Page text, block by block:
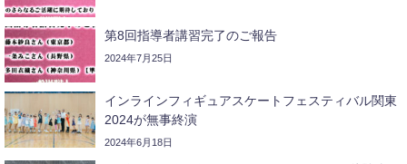
第8回指導者講習完了のご報告
2024年7月25日
インラインフィギュアスケートフェスティバル関東
2024が無事終演
2024年6月18日